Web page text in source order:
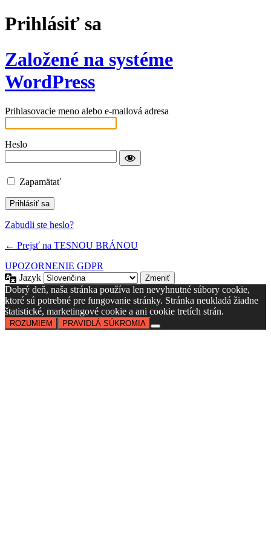
Prihlásiť sa
Založené na systéme
WordPress
Prihlasovacie meno alebo e-mailová adresa
Heslo
Zapamätať
Zabudli ste heslo?
← Prejsť na TESNOU BRÁNOU
UPOZORNENIE GDPR
Jazyk
Dobrý deň, naša stránka používa len nevyhnutné súbory cookie,
ktoré sú potrebné pre fungovanie stránky. Stránka neukladá žiadne
štatistické, marketingové cookie a ani cookie tretích strán.
ROZUMIEM PRAVIDLÁ SÚKROMIA